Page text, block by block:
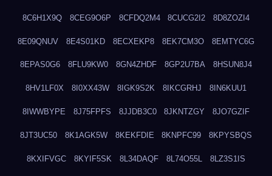
8C6H1X9Q 8CEG9O6P 8CFDQ2M4 8CUCG2I2 8D8ZOZI4
8E09QNUV 8E4S01KD 8ECXEKP8 8EK7CM3O 8EMTYC6G
8EPAS0G6 8FLU9KW0 8GN4ZHDF 8GP2U7BA 8HSUN8J4
8HV1LF0X 8I0XX43W 8IGK9S2K 8IKCGRHJ 8IN6KUU1
8IWWBYPE 8J75FPFS 8JJDB3C0 8JKNTZGY 8JO7GZIF
8JT3UC50 8K1AGK5W 8KEKFDIE 8KNPFC99 8KPYSBQS
8KXIFVGC 8KYIF5SK 8L34DAQF 8L74O55L 8LZ3S1IS